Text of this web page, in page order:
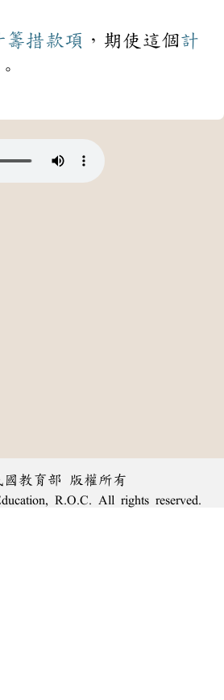
籌措款項 ，期使這個計
。
國教育部 版權所有
R.O.C. All rights reserved.